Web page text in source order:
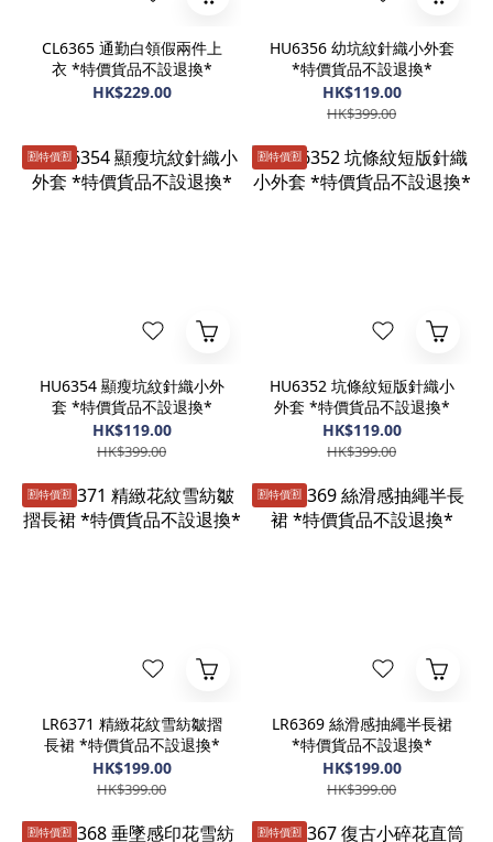
CL6365 通勤白領假兩件上
衣 *特價貨品不設退換*
HK$229.00
HU6356 幼坑紋針織小外套
*特價貨品不設退換*
HK$119.00
HK$399.00
🈹️特價🈹️
HU6354 顯瘦坑紋針織小外
套 *特價貨品不設退換*
HK$119.00
HK$399.00
🈹️特價🈹️
HU6352 坑條紋短版針織小
外套 *特價貨品不設退換*
HK$119.00
HK$399.00
🈹️特價🈹️
LR6371 精緻花紋雪紡皺摺
長裙 *特價貨品不設退換*
HK$199.00
HK$399.00
🈹️特價🈹️
LR6369 絲滑感抽繩半長裙
*特價貨品不設退換*
HK$199.00
HK$399.00
🈹️特價🈹️ 🈹️特價🈹️